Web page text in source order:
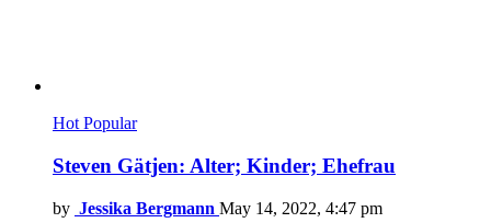
Hot Popular
Steven Gätjen: Alter; Kinder; Ehefrau
by Jessika Bergmann May 14, 2022, 4:47 pm